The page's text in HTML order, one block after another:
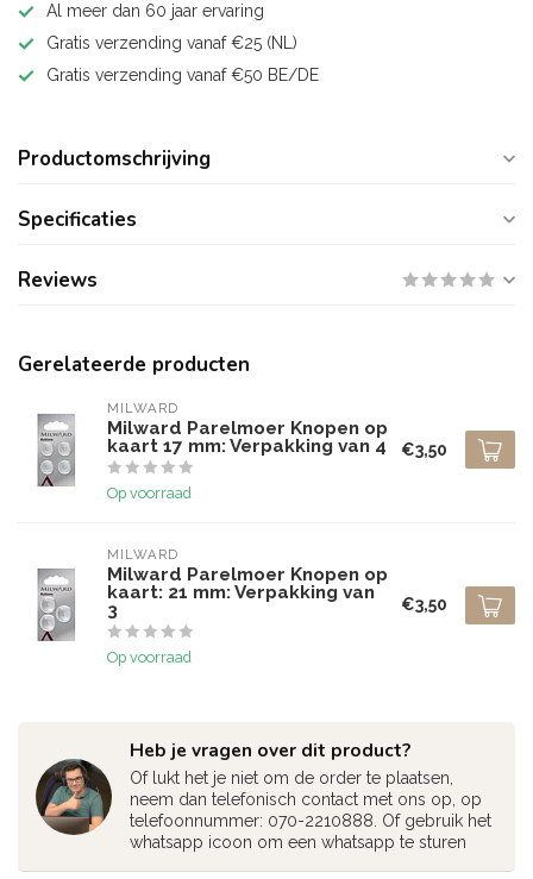
Al meer dan 60 jaar ervaring
Gratis verzending vanaf €25 (NL)
Gratis verzending vanaf €50 BE/DE
Productomschrijving
Specificaties
Reviews
Gerelateerde producten
MILWARD
Milward Parelmoer Knopen op
kaart 17 mm: Verpakking van 4
Op voorraad
€3,50
MILWARD
Milward Parelmoer Knopen op
kaart: 21 mm: Verpakking van
3
Op voorraad
€3,50
Heb je vragen over dit product?
Of lukt het je niet om de order te plaatsen,
neem dan telefonisch contact met ons op, op
telefoonnummer: 070-2210888. Of gebruik het
whatsapp icoon om een whatsapp te sturen